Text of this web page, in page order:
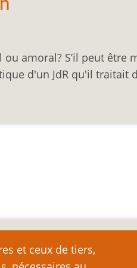
amoral? S’il peut être
d'un JdR qu'il traitait
et ceux de tiers,